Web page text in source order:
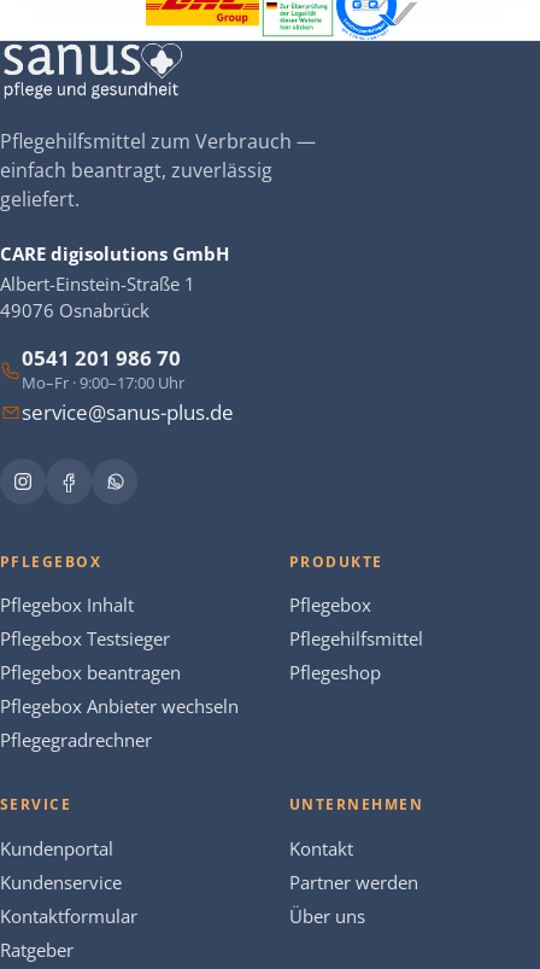
Pflegehilfsmittel zum Verbrauch —
einfach beantragt, zuverlässig
geliefert.
CARE digisolutions GmbH
Albert-Einstein-Straße 1
49076 Osnabrück
0541 201 986 70
Mo–Fr · 9:00–17:00 Uhr
service@sanus-plus.de
PFLEGEBOX
Pflegebox Inhalt
Pflegebox Testsieger
Pflegebox beantragen
Pflegebox Anbieter wechseln
Pflegegradrechner
PRODUKTE
Pflegebox
Pflegehilfsmittel
Pflegeshop
SERVICE
Kundenportal
Kundenservice
Kontaktformular
Ratgeber
UNTERNEHMEN
Kontakt
Partner werden
Über uns